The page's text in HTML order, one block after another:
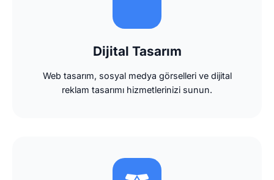
Dijital Tasarım
Web tasarım, sosyal medya görselleri ve dijital
reklam tasarımı hizmetlerinizi sunun.